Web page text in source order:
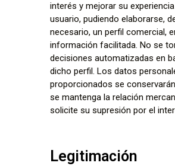
interés y mejorar su
usuario, pudiendo elaborarse,
necesario, un perfil comercial,
información facilitada. No se
decisiones automatizadas en
dicho perfil. Los datos
proporcionados se
se mantenga la relación
solicite su supresión por el
Legitimación